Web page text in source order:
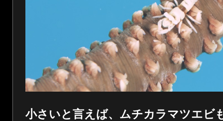
小さいと言えば、ムチカラマツエビ